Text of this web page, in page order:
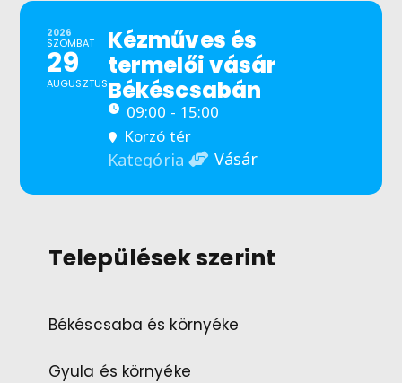
2026
SZOMBAT
29
AUGUSZTUS
Kézműves és
termelői vásár
Békéscsabán
09:00 - 15:00
Korzó tér
Kategória Vásár
Települések szerint
Békéscsaba és környéke
Gyula és környéke